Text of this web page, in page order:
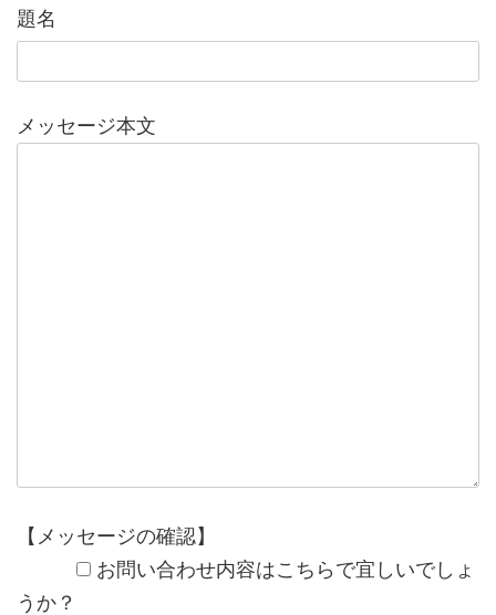
題名
メッセージ本文
【メッセージの確認】
お問い合わせ内容はこちらで宜しいでしょ
うか？